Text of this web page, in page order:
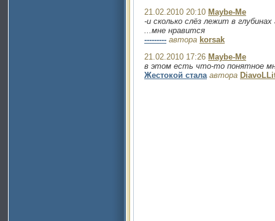
21.02.2010 20:10 Maybe-Me
-и сколько слёз лежит в глубинах
...мне нравится
--------- автора korsak
21.02.2010 17:26 Maybe-Me
в этом есть что-то понятное
Жестокой стала автора